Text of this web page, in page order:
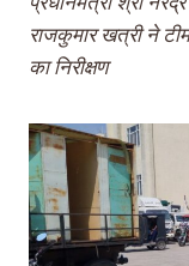
राजकुमार खत्री ने टीम
का निरीक्षण